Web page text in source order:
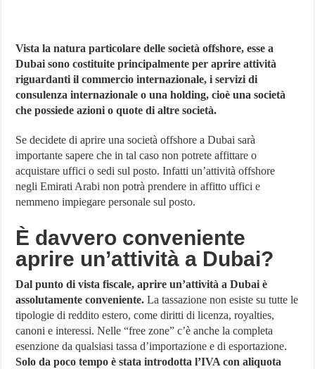
Vista la natura particolare delle società offshore, esse a
Dubai sono costituite principalmente per aprire attività
riguardanti il commercio internazionale, i servizi di
consulenza internazionale o una holding, cioè una società
che possiede azioni o quote di altre società.
Se decidete di aprire una società offshore a Dubai sarà
importante sapere che in tal caso non potrete affittare o
acquistare uffici o sedi sul posto. Infatti un’attività offshore
negli Emirati Arabi non potrà prendere in affitto uffici e
nemmeno impiegare personale sul posto.
È davvero conveniente
aprire un’attività a Dubai?
Dal punto di vista fiscale, aprire un’attività a Dubai è
assolutamente conveniente. La tassazione non esiste su tutte le
tipologie di reddito estero, come diritti di licenza, royalties,
canoni e interessi. Nelle “free zone” c’è anche la completa
esenzione da qualsiasi tassa d’importazione e di esportazione.
Solo da poco tempo è stata introdotta l’IVA con aliquota